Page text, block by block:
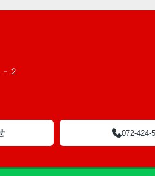
２
072-424-